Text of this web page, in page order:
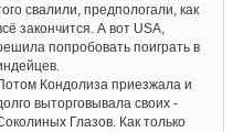
свалили, предпологали, как
закончится. А вот USA,
попробовать поиграть в
Кондолиза приезжала и
выторговывала своих -
Глазов. Как только